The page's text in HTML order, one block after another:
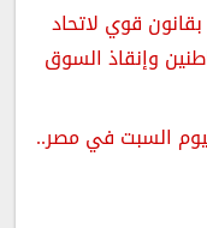
قوي لاتحاد
وإنقاذ السوق
السبت في مصر..